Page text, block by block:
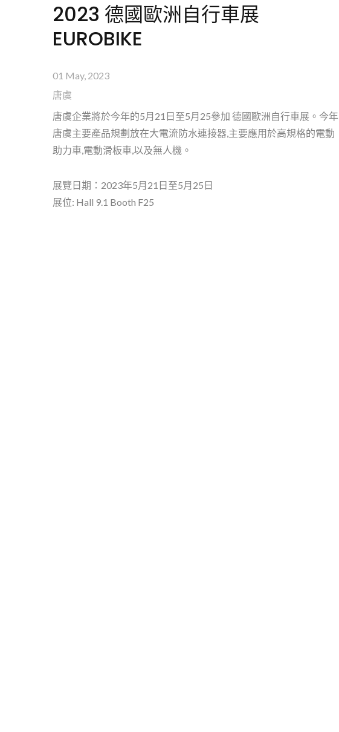
2023 德國歐洲自行車展
EUROBIKE
01 May, 2023
唐虞
唐虞企業將於今年的5月21日至5月25參加 德國歐洲自行車展。今年
唐虞主要產品規劃放在大電流防水連接器,主要應用於高規格的電動
助力車,電動滑板車,以及無人機。
展覽日期：2023年5月21日至5月25日
展位: Hall 9.1 Booth F25